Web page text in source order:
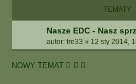
A
A
A
TEMATY
Nasze EDC - Nasz
autor: tre33 » 12 sty 2014,
NOWY TEMAT